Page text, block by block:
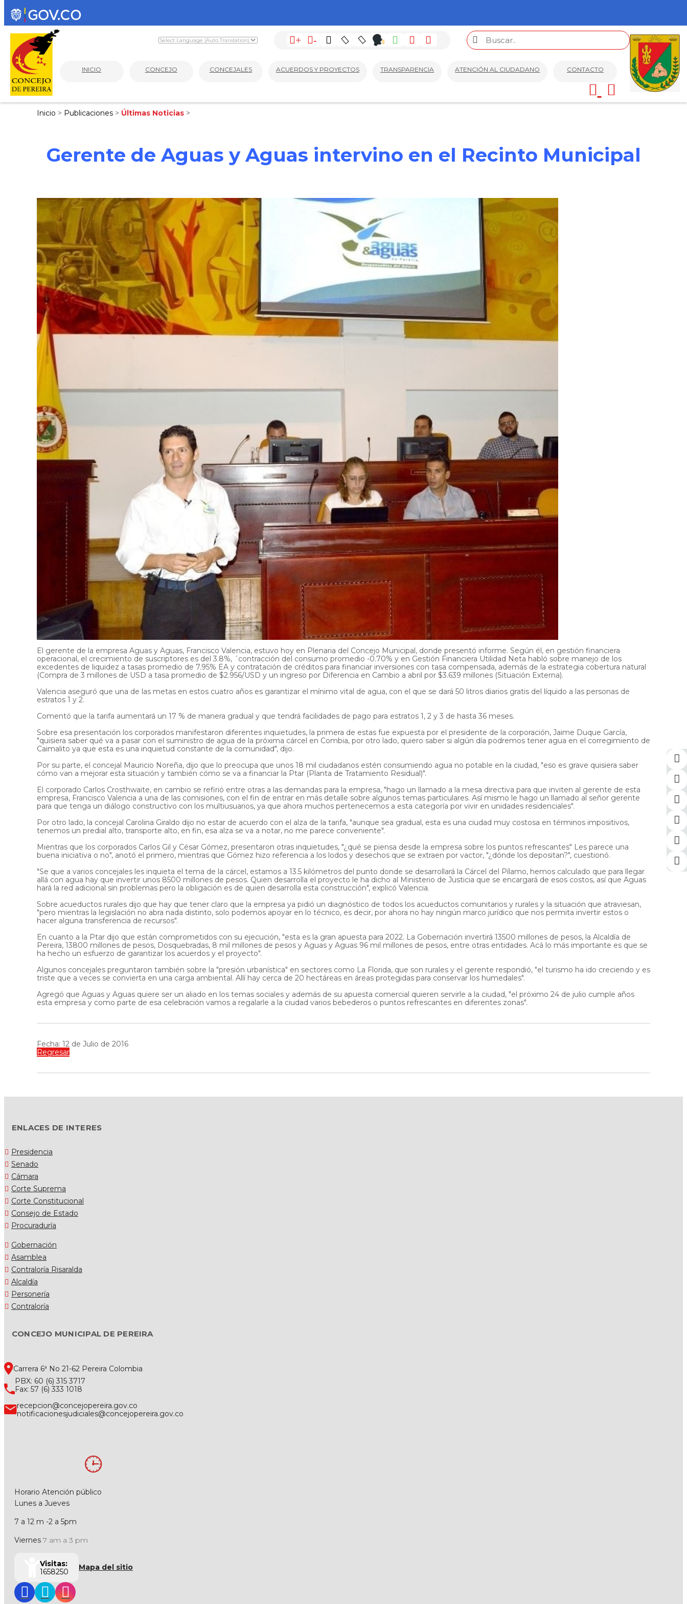
+ -
INICIO CONCEJO CONCEJALES ACUERDOS Y PROYECTOS TRANSPARENCIA ATENCIÓN AL CIUDADANO CONTACTO
Inicio > Publicaciones > Últimas Noticias >
Gerente de Aguas y Aguas intervino en el Recinto Municipal
El gerente de la empresa Aguas y Aguas, Francisco Valencia, estuvo hoy en Plenaria del Concejo Municipal, donde presentó informe. Según él, en gestión financiera
operacional, el crecimiento de suscriptores es del 3.8%, ´contracción del consumo promedio -0.70% y en Gestión Financiera Utilidad Neta habló sobre manejo de los
excedentes de liquidez a tasas promedio de 7.95% EA y contratación de créditos para financiar inversiones con tasa compensada, además de la estrategia cobertura natural
(Compra de 3 millones de USD a tasa promedio de $2.956/USD y un ingreso por Diferencia en Cambio a abril por $3.639 millones (Situación Externa).
Valencia aseguró que una de las metas en estos cuatro años es garantizar el mínimo vital de agua, con el que se dará 50 litros diarios gratis del líquido a las personas de
estratos 1 y 2.
Comentó que la tarifa aumentará un 17 % de manera gradual y que tendrá facilidades de pago para estratos 1, 2 y 3 de hasta 36 meses.
Sobre esa presentación los corporados manifestaron diferentes inquietudes, la primera de estas fue expuesta por el presidente de la corporación, Jaime Duque García,
"quisiera saber qué va a pasar con el suministro de agua de la próxima cárcel en Combia, por otro lado, quiero saber si algún día podremos tener agua en el corregimiento de
Caimalito ya que esta es una inquietud constante de la comunidad", dijo.
Por su parte, el concejal Mauricio Noreña, dijo que lo preocupa que unos 18 mil ciudadanos estén consumiendo agua no potable en la ciudad, "eso es grave quisiera saber
cómo van a mejorar esta situación y también cómo se va a financiar la Ptar (Planta de Tratamiento Residual)".
El corporado Carlos Crosthwaite, en cambio se refirió entre otras a las demandas para la empresa, "hago un llamado a la mesa directiva para que inviten al gerente de esta
empresa, Francisco Valencia a una de las comisiones, con el fin de entrar en más detalle sobre algunos temas particulares. Así mismo le hago un llamado al señor gerente
para que tenga un diálogo constructivo con los multiusuarios, ya que ahora muchos pertenecemos a esta categoría por vivir en unidades residenciales".
Por otro lado, la concejal Carolina Giraldo dijo no estar de acuerdo con el alza de la tarifa, "aunque sea gradual, esta es una ciudad muy costosa en términos impositivos,
tenemos un predial alto, transporte alto, en fin, esa alza se va a notar, no me parece conveniente".
Mientras que los corporados Carlos Gil y César Gómez, presentaron otras inquietudes, "¿qué se piensa desde la empresa sobre los puntos refrescantes" Les parece una
buena iniciativa o no", anotó el primero, mientras que Gómez hizo referencia a los lodos y desechos que se extraen por vactor, "¿dónde los depositan?", cuestionó.
"Se que a varios concejales les inquieta el tema de la cárcel, estamos a 13.5 kilómetros del punto donde se desarrollará la Cárcel del Pílamo, hemos calculado que para llegar
allá con agua hay que invertir unos 8500 millones de pesos. Quien desarrolla el proyecto le ha dicho al Ministerio de Justicia que se encargará de esos costos, así que Aguas
hará la red adicional sin problemas pero la obligación es de quien desarrolla esta construcción", explicó Valencia.
Sobre acueductos rurales dijo que hay que tener claro que la empresa ya pidió un diagnóstico de todos los acueductos comunitarios y rurales y la situación que atraviesan,
"pero mientras la legislación no abra nada distinto, solo podemos apoyar en lo técnico, es decir, por ahora no hay ningún marco jurídico que nos permita invertir estos o
hacer alguna transferencia de recursos".
En cuanto a la Ptar dijo que están comprometidos con su ejecución, "esta es la gran apuesta para 2022. La Gobernación invertirá 13500 millones de pesos, la Alcaldía de
Pereira, 13800 millones de pesos, Dosquebradas, 8 mil millones de pesos y Aguas y Aguas 96 mil millones de pesos, entre otras entidades. Acá lo más importante es que se
ha hecho un esfuerzo de garantizar los acuerdos y el proyecto".
Algunos concejales preguntaron también sobre la "presión urbanística" en sectores como La Florida, que son rurales y el gerente respondió, "el turismo ha ido creciendo y es
triste que a veces se convierta en una carga ambiental. Allí hay cerca de 20 hectáreas en áreas protegidas para conservar los humedales".
Agregó que Aguas y Aguas quiere ser un aliado en los temas sociales y además de su apuesta comercial quieren servirle a la ciudad, "el próximo 24 de julio cumple años
esta empresa y como parte de esa celebración vamos a regalarle a la ciudad varios bebederos o puntos refrescantes en diferentes zonas".
Fecha: 12 de Julio de 2016
Regresar
ENLACES DE INTERES
Presidencia
Senado
Cámara
Corte Suprema
Corte Constitucional
Consejo de Estado
Procuraduría
Gobernación
Asamblea
Contraloría Risaralda
Alcaldía
Personería
Contraloría
CONCEJO MUNICIPAL DE PEREIRA
Carrera 6ª No 21-62 Pereira Colombia
PBX: 60 (6) 315 3717
Fax: 57 (6) 333 1018
recepcion@concejopereira.gov.co
notificacionesjudiciales@concejopereira.gov.co
Horario Atención público
Lunes a Jueves
7 a 12 m -2 a 5pm
Viernes 7 am a 3 pm
Visitas:
1658250
Mapa del sitio